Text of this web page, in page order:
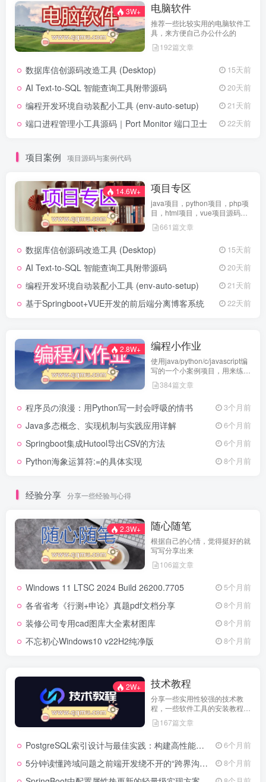
3W+ 电脑软件
推荐一些比较实用的电脑软件工
具，来方便自己办公什么的
192篇文章
数据库信创源码改造工具 (Desktop) 15天前
AI Text-to-SQL 智能查询工具附带源码 20天前
编程开发环境自动装配小工具 (env-auto-setup) 21天前
端口进程管理小工具源码｜Port Monitor 端口卫士 22天前
项目案例 项目源码与案例代码
14.6W+ 项目专区
java项目，python项目，php项
目，html项目，vue项目源码免
费查看661篇文章
数据库信创源码改造工具 (Desktop) 15天前
AI Text-to-SQL 智能查询工具附带源码 20天前
编程开发环境自动装配小工具 (env-auto-setup) 21天前
基于Springboot+VUE开发的前后端分离博客系统 22天前
2.8W+ 编程小作业
使用java/python/c/javascript编
写的一个小案例项目，用来练习
代码编程
384篇文章
程序员の浪漫：用Python写一封会呼吸的情书 3个月前
Java多态概念、实现机制与实践应用详解 6个月前
Springboot集成Hutool导出CSV的方法 6个月前
Python海象运算符:=的具体实现 8个月前
经验分享 分享一些经验与心得
2.3W+ 随心随笔
根据自己的心情，觉得挺好的就
写写分享出来
106篇文章
Windows 11 LTSC 2024 Build 26200.7705 5个月前
各省省考《行测+申论》真题pdf文档分享 8个月前
装修公司专用cad图库大全素材图库 8个月前
不忘初心Windows10 v22H2纯净版 8个月前
2W+ 技术教程
分享一些实用性较强的技术教
程，一些软件工具的安装教程，
以及一些工具的实用方法，环境
配置等等
167篇文章
PostgreSQL索引设计与最佳实践：构建高性能数据库的基石 6个月前
5分钟读懂跨域问题之前端开发绕不开的“跨界沟通”难题 8个月前